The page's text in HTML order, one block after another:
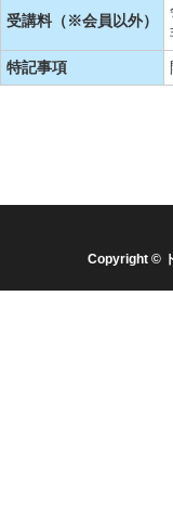
受講料（※会員以外）
特記事項
Copyright ©